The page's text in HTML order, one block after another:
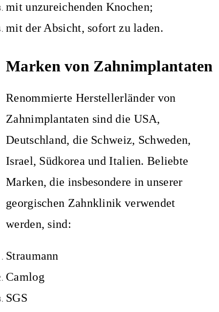
mit unzureichenden Knochen;
mit der Absicht, sofort zu laden.
Marken von Zahnimplantaten
Renommierte Herstellerländer von
Zahnimplantaten sind die USA,
Deutschland, die Schweiz, Schweden,
Israel, Südkorea und Italien. Beliebte
Marken, die insbesondere in unserer
georgischen Zahnklinik verwendet
werden, sind:
Straumann
Camlog
SGS